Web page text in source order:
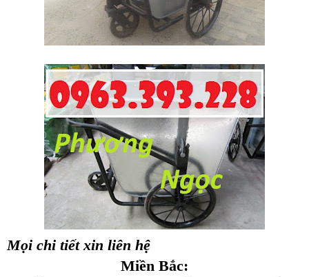
Mọi chi tiết xin liên hệ
Miền Bắc: